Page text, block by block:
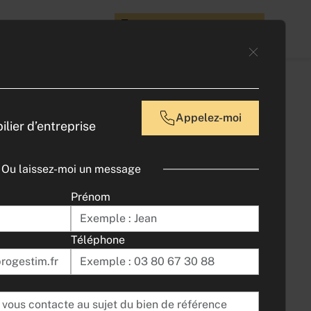
d’entreprise
Appelez-moi
Ou laissez-moi un message
Prénom
Téléphone
/
de 575 m² à
21160 COUCHEY |